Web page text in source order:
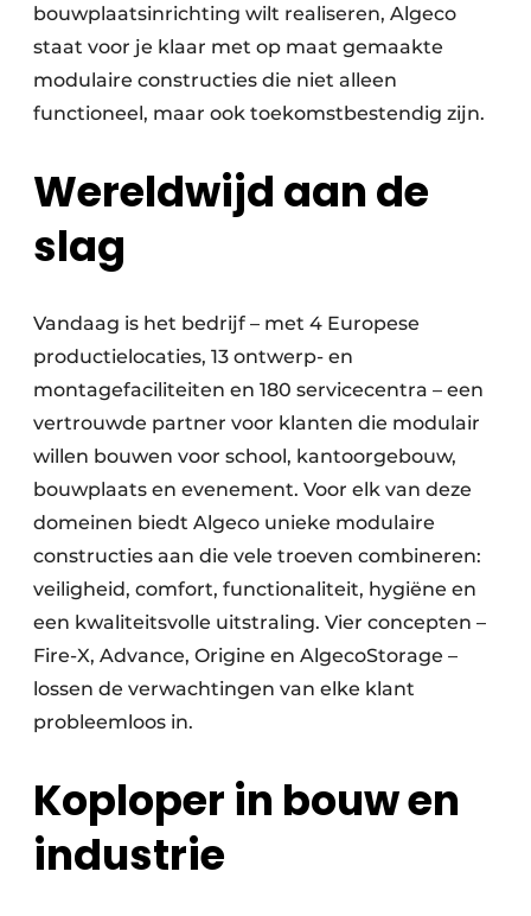
bouwplaatsinrichting wilt realiseren, Algeco
staat voor je klaar met op maat gemaakte
modulaire constructies die niet alleen
functioneel, maar ook toekomstbestendig zijn.
Wereldwijd aan de
slag
Vandaag is het bedrijf – met 4 Europese
productielocaties, 13 ontwerp- en
montagefaciliteiten en 180 servicecentra – een
vertrouwde partner voor klanten die modulair
willen bouwen voor school, kantoorgebouw,
bouwplaats en evenement. Voor elk van deze
domeinen biedt Algeco unieke modulaire
constructies aan die vele troeven combineren:
veiligheid, comfort, functionaliteit, hygiëne en
een kwaliteitsvolle uitstraling. Vier concepten –
Fire-X, Advance, Origine en AlgecoStorage –
lossen de verwachtingen van elke klant
probleemloos in.
Koploper in bouw en
industrie